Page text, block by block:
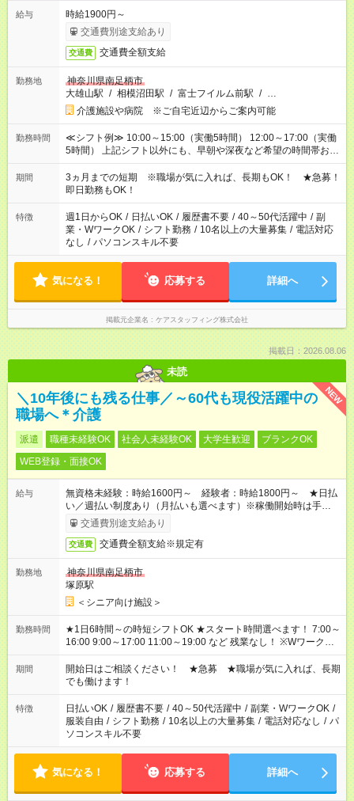
給与
時給1900円～
交通費別途支給あり
交通費 交通費全額支給
勤務地
神奈川県南足柄市
大雄山駅 / 相模沼田駅 / 富士フイルム前駅 / …
介護施設や病院 ※ご自宅近辺からご案内可能
勤務時間
≪シフト例≫ 10:00～15:00（実働5時間） 12:00～17:00（実働
5時間） 上記シフト以外にも、早朝や深夜など希望の時間帯お聞
かせください！ 事前に担当からヒアリングもしますので、ご安
心ください！
期間
3ヵ月までの短期 ※職場が気に入れば、長期もOK！ ★急募！
即日勤務もOK！
特徴 週1日からOK / 日払いOK / 履歴書不要 / 40～50代活躍中 / 副
業・WワークOK / シフト勤務 / 10名以上の大量募集 / 電話対応
なし / パソコンスキル不要
気になる！ 応募する 詳細へ
掲載元企業名 ケアスタッフィング株式会社
掲載日：2026.08.06
未読
NEW
＼10年後にも残る仕事／～60代も現役活躍中の
職場へ＊介護
派遣 職種未経験OK 社会人未経験OK 大学生歓迎
ブランクOK
WEB登録・面接OK
給与
無資格未経験：時給1600円～ 経験者：時給1800円～ ★日払
い／週払い制度あり（月払いも選べます）※稼働開始時は手続き
完了次第のお支払いとなります。
交通費別途支給あり
交通費 交通費全額支給※規定有
勤務地
神奈川県南足柄市
塚原駅
＜シニア向け施設＞
勤務時間
★1日6時間～の時短シフトOK ★スタート時間選べます！ 7:00～
16:00 9:00～17:00 11:00～19:00 など 残業なし！ ※Wワークの
場合、他のお仕事と合わせ週40時間超の就業はご案内できませ
ん ※法令に基づき、週20時間以上勤務は社会保険への加入対象
となります ※労働者派遣法（日雇い派遣の原則禁止）により、
短時間・短期間の就業はご案内が難しい場合があります
期間
開始日はご相談ください！ ★急募 ★職場が気に入れば、長期
でも働けます！
特徴 日払いOK / 履歴書不要 / 40～50代活躍中 / 副業・WワークOK /
服装自由 / シフト勤務 / 10名以上の大量募集 / 電話対応なし / パ
ソコンスキル不要
気になる！ 応募する 詳細へ